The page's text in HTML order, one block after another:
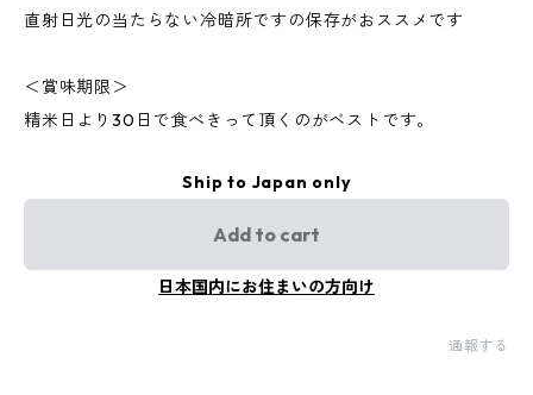
直射日光の当たらない冷暗所ですの保存がおススメです
＜賞味期限＞
精米日より30日で食べきって頂くのがベストです。
Ship to Japan only
Add to cart
日本国内にお住まいの方向け
通報する